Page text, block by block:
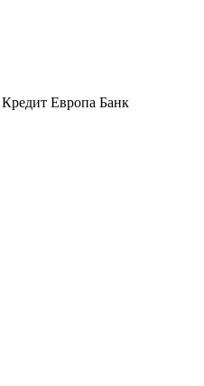
Кредит Европа Банк